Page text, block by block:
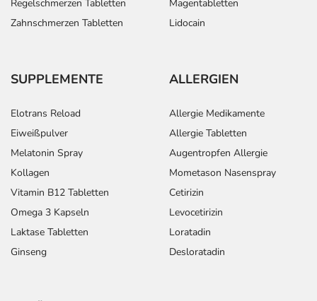
Regelschmerzen Tabletten
Zahnschmerzen Tabletten
Magentabletten
Lidocain
SUPPLEMENTE
Elotrans Reload
Eiweißpulver
Melatonin Spray
Kollagen
Vitamin B12 Tabletten
Omega 3 Kapseln
Laktase Tabletten
Ginseng
ALLERGIEN
Allergie Medikamente
Allergie Tabletten
Augentropfen Allergie
Mometason Nasenspray
Cetirizin
Levocetirizin
Loratadin
Desloratadin